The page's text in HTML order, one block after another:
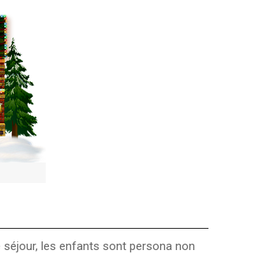
les enfants sont persona non